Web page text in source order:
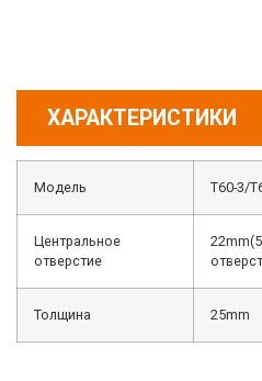
ХАРАКТЕРИСТИКИ
Модель T60-3/
Центральное
отверстие
Толщина 25mm